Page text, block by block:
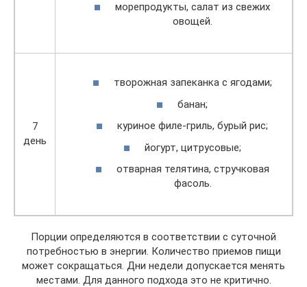
морепродукты, салат из свежих
овощей.
7
день
творожная запеканка с ягодами;
банан;
куриное филе-гриль, бурый рис;
йогурт, цитрусовые;
отварная телятина, стручковая
фасоль.
Порции определяются в соответствии с суточной
потребностью в энергии. Количество приемов пищи
может сокращаться. Дни недели допускается менять
местами. Для данного подхода это не критично.